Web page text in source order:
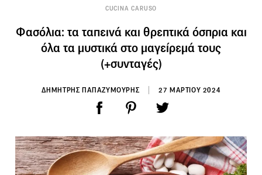
CUCINA CARUSO
Φασόλια: τα ταπεινά και θρεπτικά όσπρια και
όλα τα μυστικά στο μαγείρεμά τους
(+συνταγές)
ΔΗΜΗΤΡΗΣ ΠΑΠΑΖΥΜΟΥΡΗΣ 27 ΜΑΡΤΙΟΥ 2024